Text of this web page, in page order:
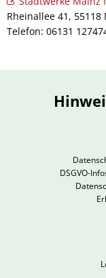
Rheinallee 41, 55118
Telefon: 06131
DSGVO-